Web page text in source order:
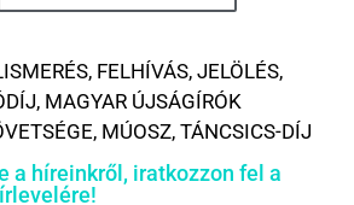
, FELHÍVÁS, JELÖLÉS,
, MAGYAR ÚJSÁGÍRÓK
, MÚOSZ, TÁNCSICS-DÍJ
a híreinkről, iratkozzon fel a